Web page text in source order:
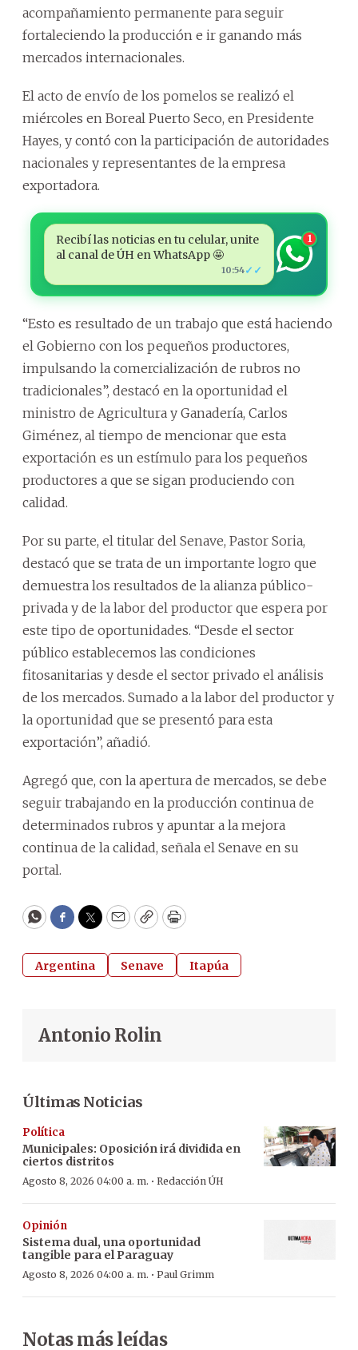
acompañamiento permanente para seguir
fortaleciendo la producción e ir ganando más
mercados internacionales.
El acto de envío de los pomelos se realizó el
miércoles en Boreal Puerto Seco, en Presidente
Hayes, y contó con la participación de autoridades
nacionales y representantes de la empresa
exportadora.
Recibí las noticias en tu celular, unite
al canal de ÚH en WhatsApp 🤩
10:54✓✓
1
“Esto es resultado de un trabajo que está haciendo
el Gobierno con los pequeños productores,
impulsando la comercialización de rubros no
tradicionales”, destacó en la oportunidad el
ministro de Agricultura y Ganadería, Carlos
Giménez, al tiempo de mencionar que esta
exportación es un estímulo para los pequeños
productores a que se sigan produciendo con
calidad.
Por su parte, el titular del Senave, Pastor Soria,
destacó que se trata de un importante logro que
demuestra los resultados de la alianza público-
privada y de la labor del productor que espera por
este tipo de oportunidades. “Desde el sector
público establecemos las condiciones
fitosanitarias y desde el sector privado el análisis
de los mercados. Sumado a la labor del productor y
la oportunidad que se presentó para esta
exportación”, añadió.
Agregó que, con la apertura de mercados, se debe
seguir trabajando en la producción continua de
determinados rubros y apuntar a la mejora
continua de la calidad, señala el Senave en su
portal.
WhatsApp
Facebook
Twitter
EmailCopyPrint
Argentina Senave Itapúa
Antonio Rolin
Últimas Noticias
Política
Municipales: Oposición irá dividida en
ciertos distritos
Agosto 8, 2026 04:00 a. m. · Redacción ÚH
Opinión
Sistema dual, una oportunidad
tangible para el Paraguay
Agosto 8, 2026 04:00 a. m. · Paul Grimm
Notas más leídas